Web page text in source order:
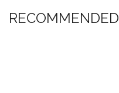
RECOMMENDED